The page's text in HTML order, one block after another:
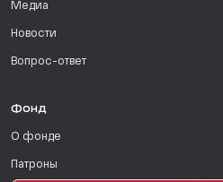
Медиа
Новости
Вопрос-ответ
Фонд
О фонде
Патроны